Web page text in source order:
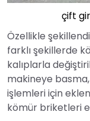
çift
Özellikle
farklı şekillerde
kalıplarla
makineye
işlemleri için
kömür briketleri